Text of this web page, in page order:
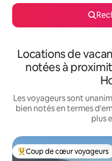
Locations de
notées à
Les voyageurs sont
bien notés en termes
plus
Coups de cœur voyageurs
Coup de cœur voyageurs